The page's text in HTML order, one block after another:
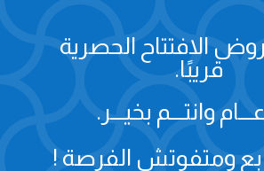
الافتتاح الحصرية
قريبًا.
وانتـــم بخيـــر.
ومتفوتش الفرصة !